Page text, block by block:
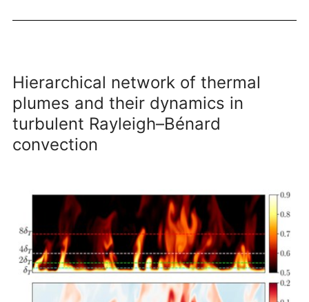
Hierarchical network of thermal
plumes and their dynamics in
turbulent Rayleigh–Bénard
convection